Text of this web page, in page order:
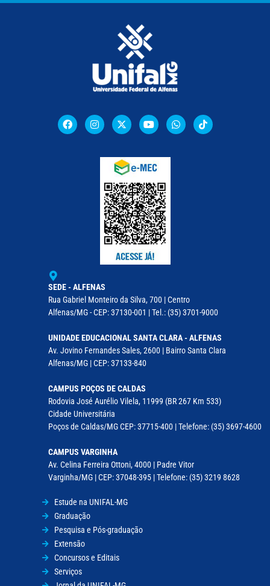
SEDE - ALFENAS
Rua Gabriel Monteiro da Silva, 700 | Centro
Alfenas/MG - CEP: 37130-001 | Tel.: (35) 3701-9000
UNIDADE EDUCACIONAL SANTA CLARA - ALFENAS
Av. Jovino Fernandes Sales, 2600 | Bairro Santa Clara
Alfenas/MG | CEP: 37133-840
CAMPUS POÇOS DE CALDAS
Rodovia José Aurélio Vilela, 11999 (BR 267 Km 533)
Cidade Universitária
Poços de Caldas/MG CEP: 37715-400 | Telefone: (35) 3697-4600
CAMPUS VARGINHA
Av. Celina Ferreira Ottoni, 4000 | Padre Vitor
Varginha/MG | CEP: 37048-395 | Telefone: (35) 3219 8628
Estude na UNIFAL-MG
Graduação
Pesquisa e Pós-graduação
Extensão
Concursos e Editais
Serviços